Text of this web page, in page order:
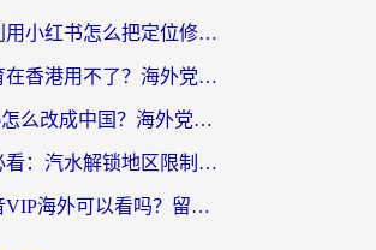
在意大利用小红书怎么把定位修改到中国国内？3个实用技巧+1个靠谱工具帮你搞定
咪咕体育在香港用不了？海外党必看的回国加速器选择指南（附3个真实场景解决方案）
网易云ip怎么改成中国？海外党听音乐听书的无痛解决方案
海外党必看：汽水解锁地区限制怎么解除？3招解决国内影音&生活服务难题
央视影音VIP海外可以看吗？留学生亲测有效的回国加速器选择指南